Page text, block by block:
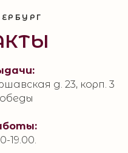
д. 23, корп. 3
19.00.